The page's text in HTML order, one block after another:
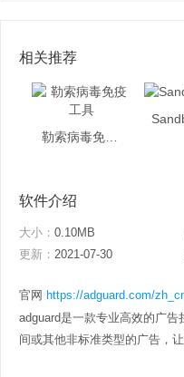
相关推荐
软件介绍
大小： 0.10MB
更新： 2021-07-30
官网 https://adguard.com/
adguard是一款专业高效的广
间或其他非标准类型的广告，